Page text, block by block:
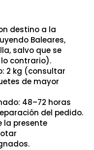
destino a la
Baleares,
salvo que se
contrario).
2 kg (consultar
de mayor
48–72 horas
del pedido.
la presente